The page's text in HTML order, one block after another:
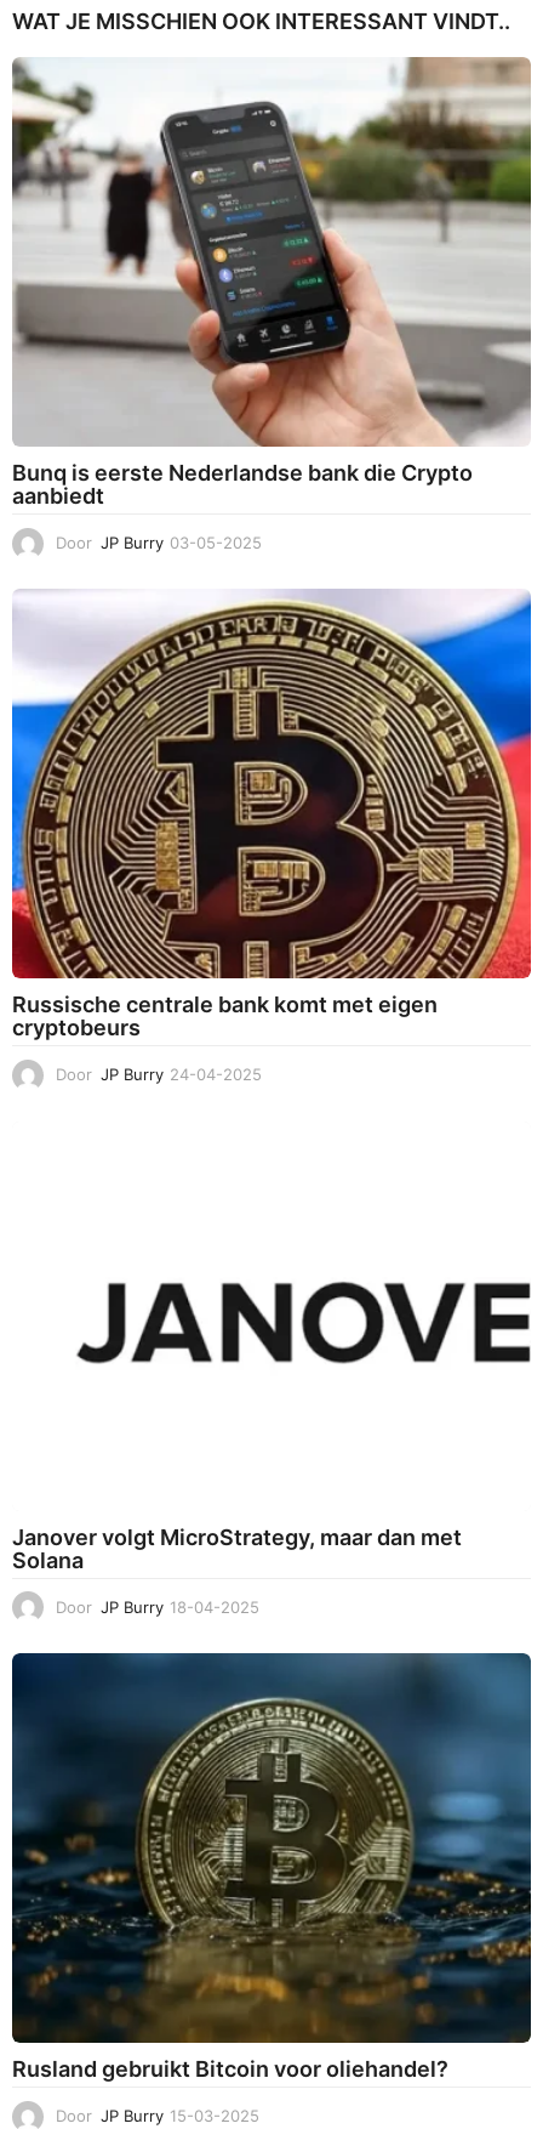
WAT JE MISSCHIEN OOK INTERESSANT VINDT..
Bunq is eerste Nederlandse bank die Crypto
aanbiedt
Door JP Burry 03-05-2025
-
0
5
-
2
Russische centrale bank komt met eigen
cryptobeurs
Door JP Burry 24-04-2025
Janover volgt MicroStrategy, maar dan met
Solana
Door JP Burry 18-04-2025
-
4
-
2
0
Rusland gebruikt Bitcoin voor oliehandel?
Door JP Burry 15-03-2025